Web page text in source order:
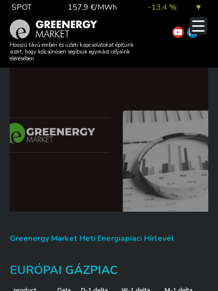
Skip
content
SPOT 157,9 €/MWh -13,4 % ▼
TTF DA 56,1 €/MWh 7,0 % ▲
DAX index 26 140,13
363,03 Ft 0,2 % ▲
Hosszú távú emberi és üzleti kapcsolatokat építünk
azért, hogy kölcsönösen segítsük egymást céljaink
elérésében
GREENERGY MARKET REVIEW
– 2026 W22
Greenergy Market Heti Energiapiaci Hírlevél
EURÓPAI GÁZPIAC